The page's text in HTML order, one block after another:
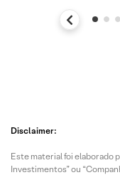
Disclaimer:
Este material foi elaborado
Investimentos” ou